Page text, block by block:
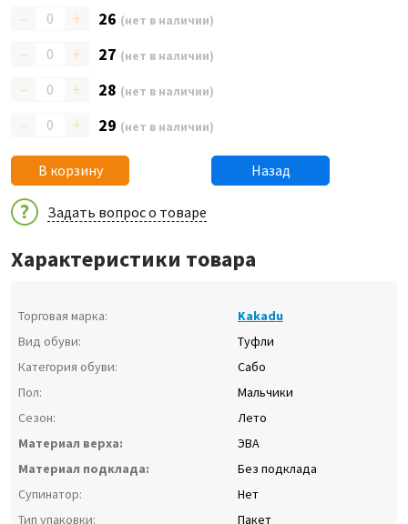
– + 26 (нет в наличии)
– + 27 (нет в наличии)
– + 28 (нет в наличии)
– + 29 (нет в наличии)
В корзину Назад
Задать вопрос о товаре
Характеристики товара
Торговая марка:
Kakadu
Вид обуви:
Туфли
Категория обуви:
Сабо
Пол:
Мальчики
Сезон:
Лето
Материал верха:
ЭВА
Материал подклада:
Без подклада
Супинатор:
Нет
Тип упаковки:
Пакет